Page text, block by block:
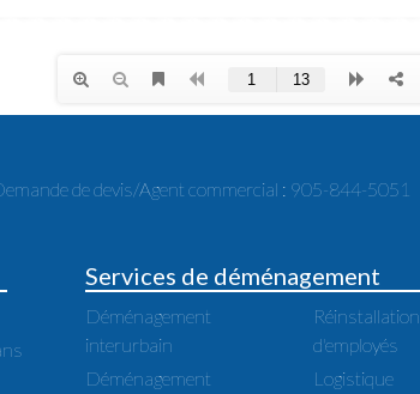
de devis/Agent commercial : 905-844-5051
Services de déménagement
Déménagement
interurbain
Réinstallation
d'employés
Déménagement
Logistique